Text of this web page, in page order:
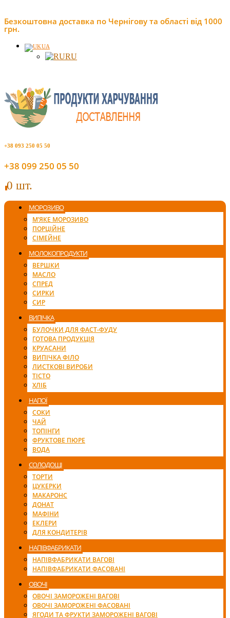
Безкоштовна доставка по Чернігову та області від 1000
грн.
UA
RU
+38 093 250 05 50
+38 099 250 05 50
00 шт.
МОРОЗИВО
М’ЯКЕ МОРОЗИВО
ПОРЦІЙНЕ
СІМЕЙНЕ
МОЛОКОПРОДУКТИ
ВЕРШКИ
МАСЛО
СПРЕД
СИРКИ
СИР
ВИПІЧКА
БУЛОЧКИ ДЛЯ ФАСТ-ФУДУ
ГОТОВА ПРОДУКЦІЯ
КРУАСАНИ
ВИПІЧКА ФІЛО
ЛИСТКОВІ ВИРОБИ
ТІСТО
ХЛІБ
НАПОЇ
СОКИ
ЧАЙ
ТОПІНГИ
ФРУКТОВЕ ПЮРЕ
ВОДА
СОЛОДОЩІ
ТОРТИ
ЦУКЕРКИ
МАКАРОНС
ДОНАТ
МАФІНИ
ЕКЛЕРИ
ДЛЯ КОНДИТЕРІВ
НАПІВФАБРИКАТИ
НАПІВФАБРИКАТИ ВАГОВІ
НАПІВФАБРИКАТИ ФАСОВАНІ
ОВОЧІ
ОВОЧІ ЗАМОРОЖЕНІ ВАГОВІ
ОВОЧІ ЗАМОРОЖЕНІ ФАСОВАНІ
ЯГОДИ ТА ФРУКТИ ЗАМОРОЖЕНІ ВАГОВІ